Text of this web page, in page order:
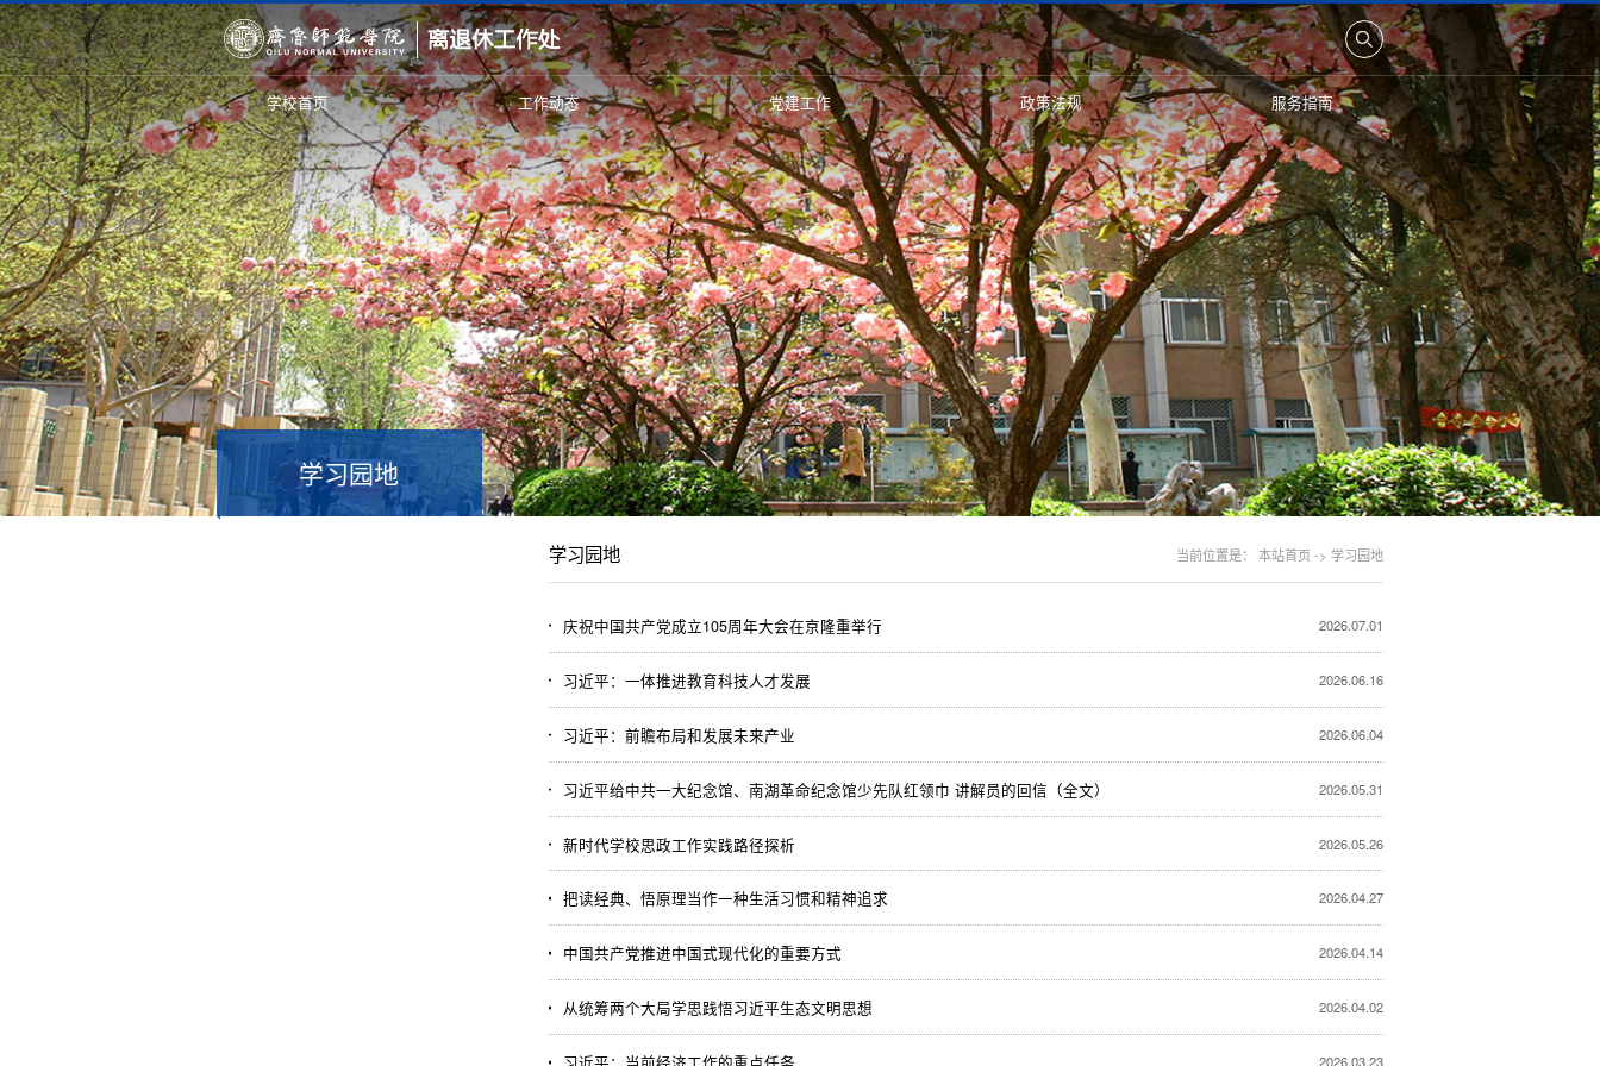
学校首页 工作动态 党建工作 政策法规 服务指南
学习园地
学习园地 当前位置是： 本站首页-> 学习园地
2026.07.01
庆祝中国共产党成立105周年大会在京隆重举行
2026.06.16
习近平：一体推进教育科技人才发展
2026.06.04
习近平：前瞻布局和发展未来产业
2026.05.31
习近平给中共一大纪念馆、南湖革命纪念馆少先队红领巾 讲解员的回信（全文）
2026.05.26
新时代学校思政工作实践路径探析
2026.04.27
把读经典、悟原理当作一种生活习惯和精神追求
2026.04.14
中国共产党推进中国式现代化的重要方式
2026.04.02
从统筹两个大局学思践悟习近平生态文明思想
2026.03.23